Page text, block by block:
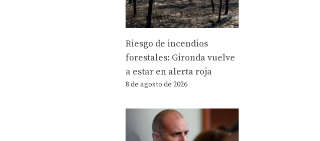
Riesgo de incendios
forestales: Gironda vuelve
a estar en alerta roja
8 de agosto de 2026